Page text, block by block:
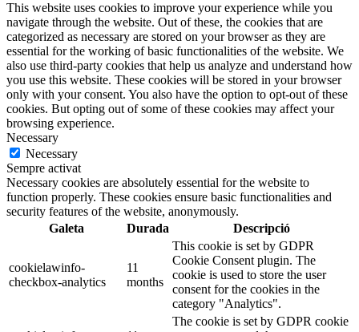
This website uses cookies to improve your experience while you
navigate through the website. Out of these, the cookies that are
categorized as necessary are stored on your browser as they are
essential for the working of basic functionalities of the website. We
also use third-party cookies that help us analyze and understand how
you use this website. These cookies will be stored in your browser
only with your consent. You also have the option to opt-out of these
cookies. But opting out of some of these cookies may affect your
browsing experience.
Necessary
Necessary
Sempre activat
Necessary cookies are absolutely essential for the website to
function properly. These cookies ensure basic functionalities and
security features of the website, anonymously.
Galeta
Durada Descripció
cookielawinfo-
checkbox-analytics
11
months
This cookie is set by GDPR
Cookie Consent plugin. The
cookie is used to store the user
consent for the cookies in the
category "Analytics".
The cookie is set by GDPR cookie